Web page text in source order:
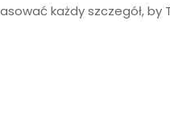
każdy szczegół, by